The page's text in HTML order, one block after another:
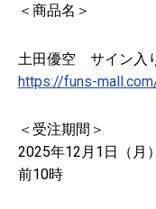
＜商品名＞
土田優空 サイン入
https://funs-
＜受注期間＞
2025年12月1日（月
前10時